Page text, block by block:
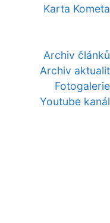
Karta Kometa
Archiv článků
Archiv aktualit
Fotogalerie
Youtube kanál